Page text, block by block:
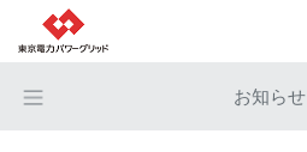
お知らせ